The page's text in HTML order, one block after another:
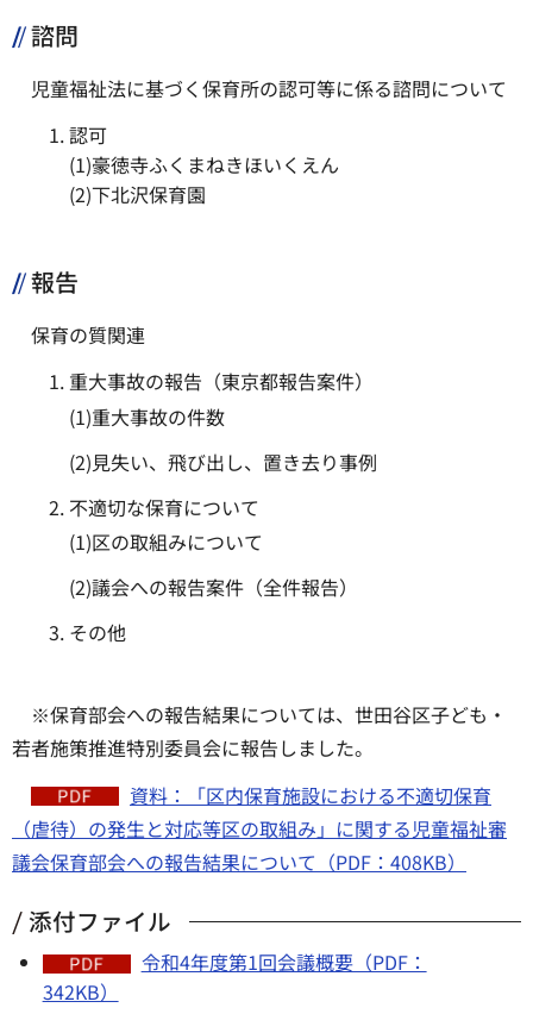
諮問
児童福祉法に基づく保育所の認可等に係る諮問について
認可
(1)豪徳寺ふくまねきほいくえん
(2)下北沢保育園
報告
保育の質関連
重大事故の報告（東京都報告案件）
(1)重大事故の件数
(2)見失い、飛び出し、置き去り事例
不適切な保育について
(1)区の取組みについて
(2)議会への報告案件（全件報告）
その他
※保育部会への報告結果については、世田谷区子ども・
若者施策推進特別委員会に報告しました。
資料：「区内保育施設における不適切保育
（虐待）の発生と対応等区の取組み」に関する児童福祉審
議会保育部会への報告結果について（PDF：408KB）
添付ファイル
令和4年度第1回会議概要（PDF：
342KB）